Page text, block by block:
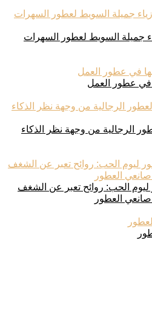
جميلة السويط لعطور السهرات
في عطور العمل
الرجالية من وجهة نظر الذكاء
الحب: روائح تعبر عن الشغف
العطور